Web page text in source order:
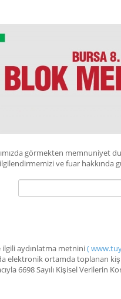
görmekten memnuniyet
ve fuar
ilgili aydınlatma metnini(
da elektronik ortamda toplanan
6698 Sayılı Kişisel Verilerin